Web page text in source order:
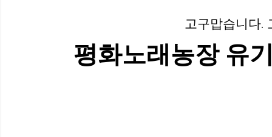
고구맙습니다.
평화노래농장 유